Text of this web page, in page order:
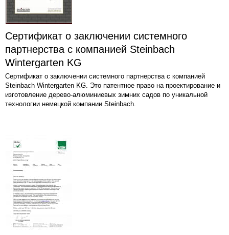
Сертификат о заключении системного
партнерства с компанией Steinbach
Wintergarten KG
Сертификат о заключении системного партнерства с компанией
Steinbach Wintergarten KG. Это патентное право на проектирование и
изготовление дерево-алюминиевых зимних садов по уникальной
технологии немецкой компании Steinbach.